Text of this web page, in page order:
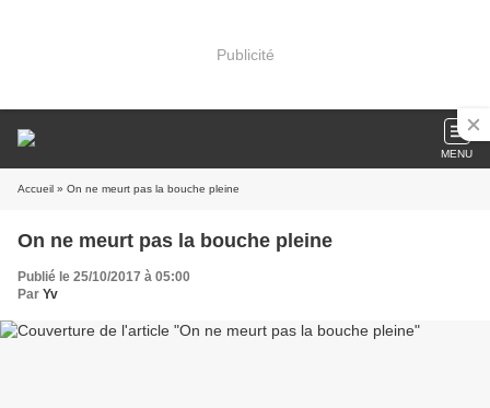
Publicité
MENU
Accueil » On ne meurt pas la bouche pleine
On ne meurt pas la bouche pleine
Publié le 25/10/2017 à 05:00
Par Yv